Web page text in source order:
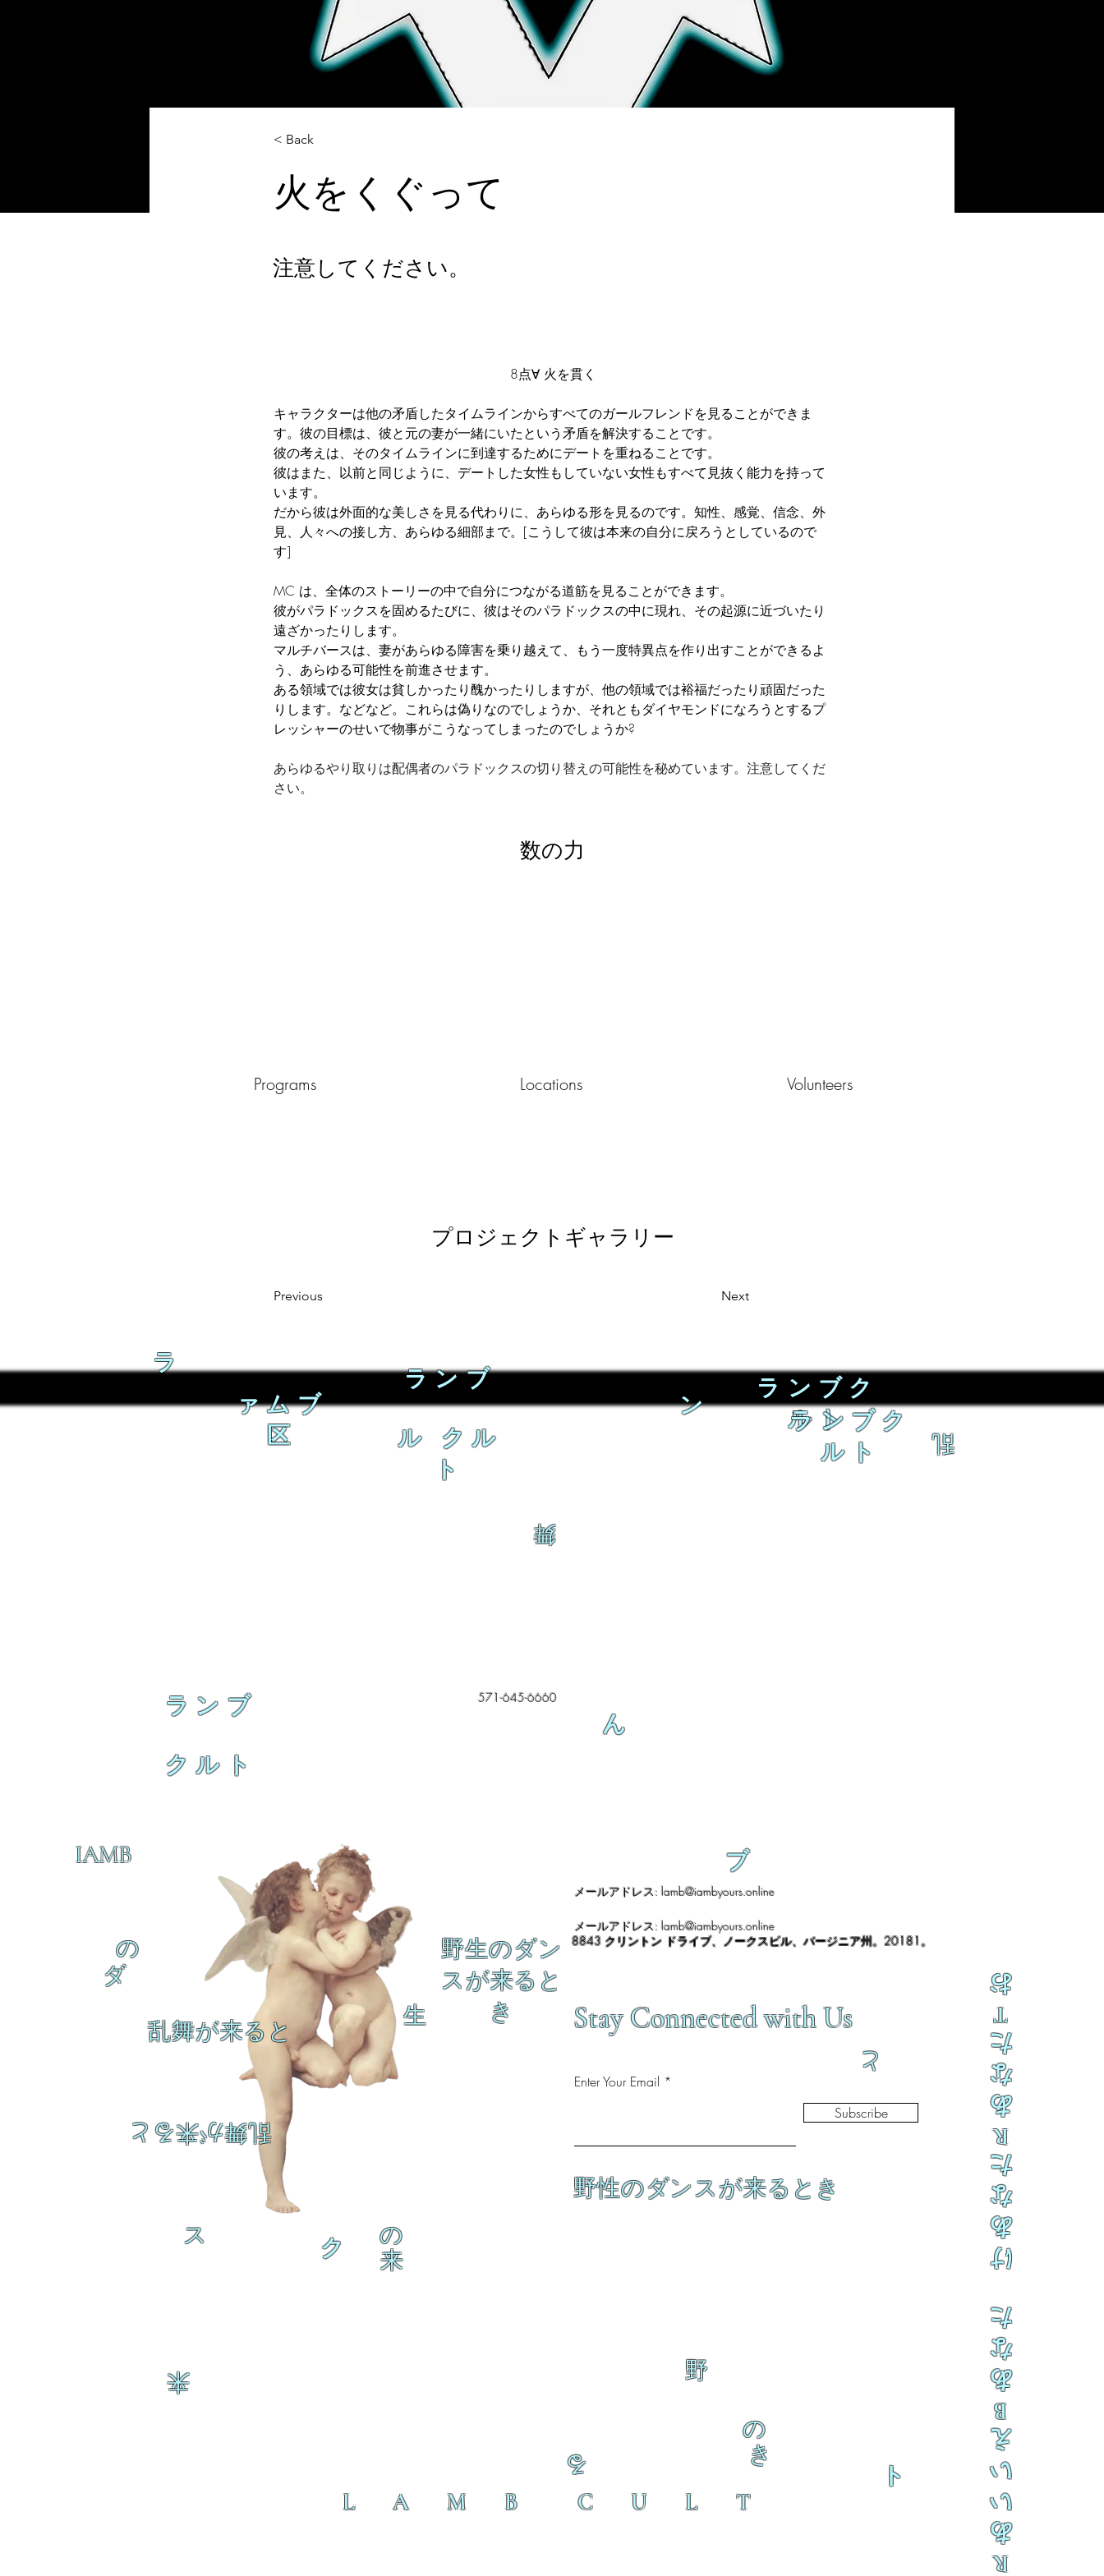
< Back
火をくぐって
注意してください。
8点∀ 火を貫く
キャラクターは他の矛盾したタイムラインからすべてのガールフレンドを見ることができま
す。彼の目標は、彼と元の妻が一緒にいたという矛盾を解決することです。
彼の考えは、そのタイムラインに到達するためにデートを重ねることです。
彼はまた、以前と同じように、デートした女性もしていない女性もすべて見抜く能力を持って
います。
だから彼は外面的な美しさを見る代わりに、あらゆる形を見るのです。知性、感覚、信念、外
見、人々への接し方、あらゆる細部まで。[こうして彼は本来の自分に戻ろうとしているので
す]
MC は、全体のストーリーの中で自分につながる道筋を見ることができます。
彼がパラドックスを固めるたびに、彼はそのパラドックスの中に現れ、その起源に近づいたり
遠ざかったりします。
マルチバースは、妻があらゆる障害を乗り越えて、もう一度特異点を作り出すことができるよ
う、あらゆる可能性を前進させます。
ある領域では彼女は貧しかったり醜かったりしますが、他の領域では裕福だったり頑固だった
りします。などなど。これらは偽りなのでしょうか、それともダイヤモンドになろうとするプ
レッシャーのせいで物事がこうなってしまったのでしょうか?
あらゆるやり取りは配偶者のパラドックスの切り替えの可能性を秘めています。注意してくだ
さい。
数の力
Programs Locations Volunteers
プロジェクトギャラリー
Previous Next
ラ
ァムブ
区
ランブ
ル クル
ト
舞
ン
ランブク
ルト
ランブク
ルト
乱
IAMB
乱舞が来ると
乱舞が来ると
ク
生
の
ダ
ス
の
来
来
ブ
メールアドレス: lamb@iambyours.online
メールアドレス: lamb@iambyours.online
野生のダン
スが来ると
き
8843 クリントン ドライブ、ノークスビル、バージニア州。20181。
Stay Connected with Us
Enter Your Email
と
Subscribe
野性のダンスが来るとき
R
あ
い
い
え
B
あ
な
た
け
あ
な
た
R
あ
な
た
T
お
る
野
の
き
ト
L A M B C U L T
ランブ
クルト
ん
571-645-6660